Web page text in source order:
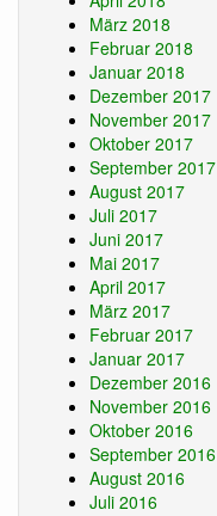
März 2018
Februar 2018
Januar 2018
Dezember 2017
November 2017
Oktober 2017
September 2017
August 2017
Juli 2017
Juni 2017
Mai 2017
April 2017
März 2017
Februar 2017
Januar 2017
Dezember 2016
November 2016
Oktober 2016
September 2016
August 2016
Juli 2016